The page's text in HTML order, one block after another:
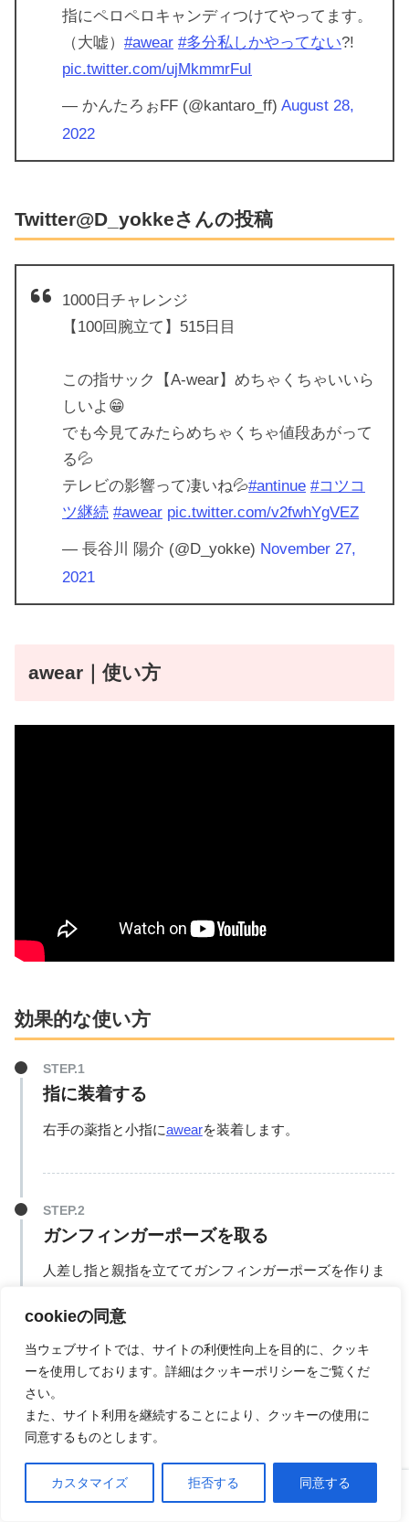
cookieの同意
当ウェブサイトでは、サイトの利便性向上を目的に、クッキ
ーを使用しております。詳細はクッキーポリシーをご覧くだ
さい。
また、サイト利用を継続することにより、クッキーの使用に
同意するものとします。
カスタマイズ 拒否する 同意する
指にペロペロキャンディつけてやってます。
（大嘘） #awear #多分私しかやってない?!
pic.twitter.com/ujMkmmrFuI
— かんたろぉFF (@kantaro_ff) August 28,
2022
Twitter@D_yokkeさんの投稿
1000日チャレンジ
【100回腕立て】515日目
この指サック【A-wear】めちゃくちゃいいら
しいよ😁
でも今見てみたらめちゃくちゃ値段あがって
る💦
テレビの影響って凄いね💦#antinue #コツコ
ツ継続 #awear pic.twitter.com/v2fwhYgVEZ
— 長谷川 陽介 (@D_yokke) November 27,
2021
awear｜使い方
効果的な使い方
指に装着する
右手の薬指と小指にawearを装着します。
ガンフィンガーポーズを取る
人差し指と親指を立ててガンフィンガーポーズを作りま
トレーニングをする
そのまま、トレーニングやウォーキングができます。